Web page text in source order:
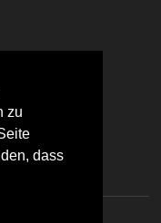
zu
dass